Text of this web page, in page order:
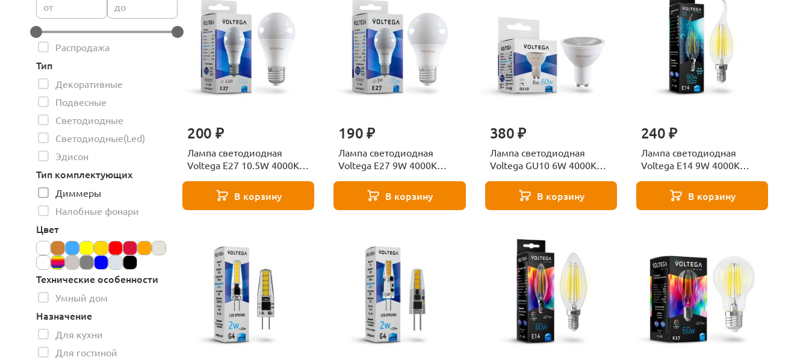
от до
Распродажа
Тип
Декоративные
Подвесные
Светодиодные
Светодиодные(Led)
Эдисон
Тип комплектующих
Диммеры
Налобные фонари
Цвет
Технические особенности
Умный дом
Назначение
Для кухни
Для гостиной
200 ₽
Лампа светодиодная
Voltega E27 10.5W 4000К
A2E27cold11W 5738
В корзину
190 ₽
Лампа светодиодная
Voltega E27 9W 4000К
A2E27cold9W 8443
В корзину
380 ₽
Лампа светодиодная
Voltega GU10 6W 4000К
S1GU10cold6W-D 7109
В корзину
240 ₽
Лампа светодиодная
Voltega E14 9W 4000K
CW35E14cold9W-F 7133
В корзину